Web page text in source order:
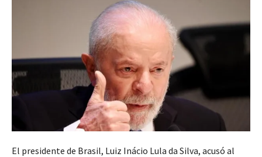
El presidente de Brasil, Luiz Inácio Lula da Silva, acusó al